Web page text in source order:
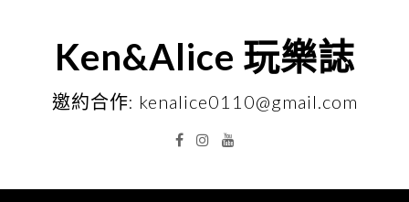
Ken&Alice 玩樂誌
邀約合作: kenalice0110@gmail.com
FacebookInstagramYouTube